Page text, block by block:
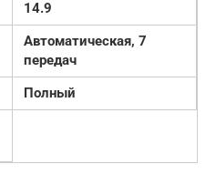
14.9
Автоматическая, 7
передач
Полный